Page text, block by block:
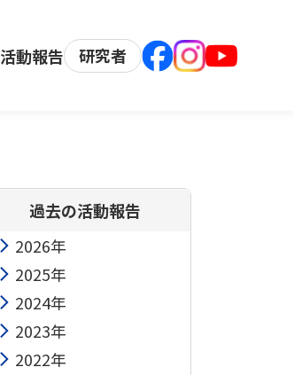
活動報告 研究者
過去の活動報告
2026年
2025年
2024年
2023年
2022年